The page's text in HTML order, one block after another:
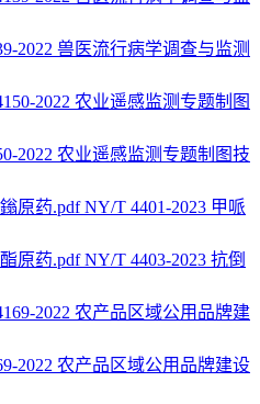
2022 兽医流行病学调查与监测
2022 农业遥感监测专题制图技
NY/T 4401-2023 甲哌
NY/T 4403-2023 抗倒
2022 农产品区域公用品牌建设